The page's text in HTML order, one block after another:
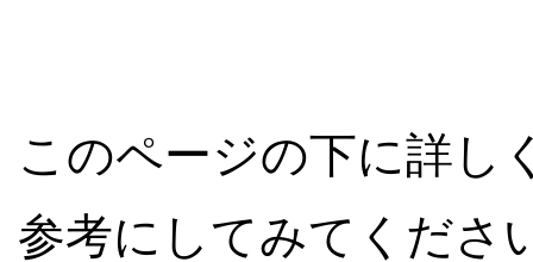
このページの下に詳し
参考にしてみてくださ